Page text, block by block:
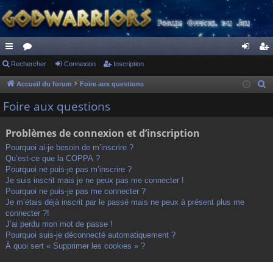
ac
co
ur
s
or
u ne cri
Rechercher Connexion Inscription
Accueil du forum Foire aux questions
Foire aux questions
Problèmes de connexion et d’inscription
Pourquoi ai-je besoin de m’inscrire ?
Qu’est-ce que la COPPA ?
Pourquoi ne puis-je pas m’inscrire ?
Je suis inscrit mais je ne peux pas me connecter !
Pourquoi ne puis-je pas me connecter ?
Je m’étais déjà inscrit par le passé mais ne peux à présent plus me
connecter ?!
J’ai perdu mon mot de passe !
Pourquoi suis-je déconnecté automatiquement ?
À quoi sert « Supprimer les cookies » ?